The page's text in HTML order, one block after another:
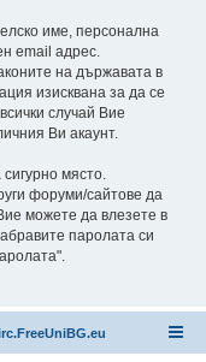
име, персонална
email адрес.
на държавата в
изисквана за да се
случай Вие
Ви акаунт.
място.
форуми/сайтове да
можете да влезете в
паролата си